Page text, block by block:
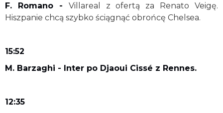
F. Romano - Villareal z ofertą za Renato Veigę.
Hiszpanie chcą szybko ściągnąć obrońcę Chelsea.
15:52
M. Barzaghi - Inter po Djaoui Cissé z Rennes.
12:35